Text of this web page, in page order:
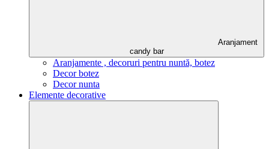
Aranjament
candy bar
Aranjamente , decoruri pentru nuntă, botez
Decor botez
Decor nunta
Elemente decorative